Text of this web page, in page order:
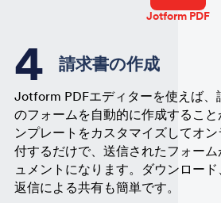
Jotform PDF
請求書の作成
Jotform PDFエディターを使えば、
のフォームを自動的に作成するこ
ンプレートをカスタマイズしてオ
付するだけで、送信されたフォー
ュメントになります。ダウンロー
返信による共有も簡単です。